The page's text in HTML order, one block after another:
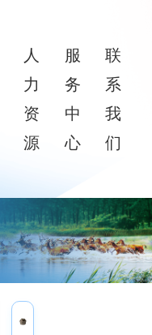
人
力
资
源
服
务
中
心
联
系
我
们